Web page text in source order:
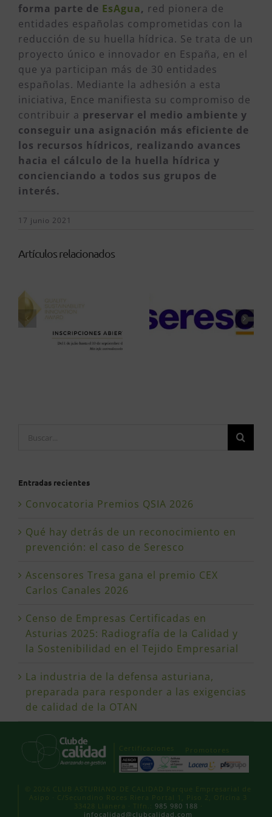
forma parte de EsAgua, red pionera de
entidades españolas comprometidas con la
reducción de su huella hídrica. Se trata de un
proyecto único e innovador en España, en el
que ya participan más de 30 entidades
españolas. Mediante la adhesión a esta
iniciativa, Ence manifiesta su compromiso de
contribuir a preservar el medio ambiente y
conseguir una asignación más eficiente de
los recursos hídricos, realizando avances
hacia el cálculo de la huella hídrica y
concienciando a todos sus grupos de
interés.
17 junio 2021
Artículos relacionados
Entradas recientes
Convocatoria Premios QSIA 2026
Qué hay detrás de un reconocimiento en
prevención: el caso de Seresco
Ascensores Tresa gana el premio CEX
Carlos Canales 2026
Censo de Empresas Certificadas en
Asturias 2025: Radiografía de la Calidad y
la Sostenibilidad en el Tejido Empresarial
La industria de la defensa asturiana,
preparada para responder a las exigencias
de calidad de la OTAN
Certificaciones Promotores
© 2026 CLUB ASTURIANO DE CALIDAD Parque Empresarial de
Asipo · C/Secundino Roces Riera Portal 1, Piso 2, Oficina 3
33428 Llanera · Tlfn.: 985 980 188
infocalidad@clubcalidad.com